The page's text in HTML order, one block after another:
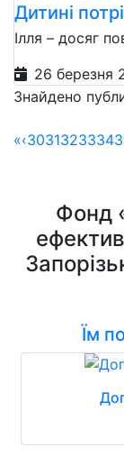
Дитині
Ілля – досяг
26 березня
Знайдено
«‹3031323334
Фонд
Їм